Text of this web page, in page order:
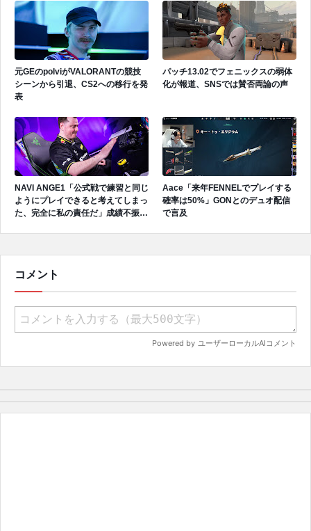
元GEのpolviがVALORANTの競技
シーンから引退、CS2への移行を発
表
パッチ13.02でフェニックスの弱体
化が報道、SNSでは賛否両論の声
NAVI ANGE1「公式戦で練習と同じ
ようにプレイできると考えてしまっ
た、完全に私の責任だ」成績不振を
Aace「来年FENNELでプレイする
確率は50%」GONとのデュオ配信
で言及
コメント